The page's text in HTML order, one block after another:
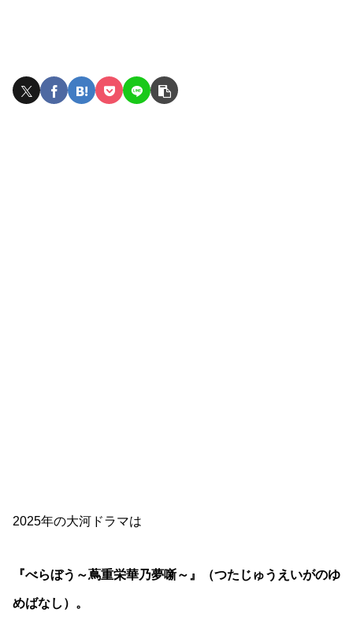
2025年の大河ドラマは
『べらぼう～蔦重栄華乃夢噺～』（つたじゅうえいがのゆ
めばなし）。